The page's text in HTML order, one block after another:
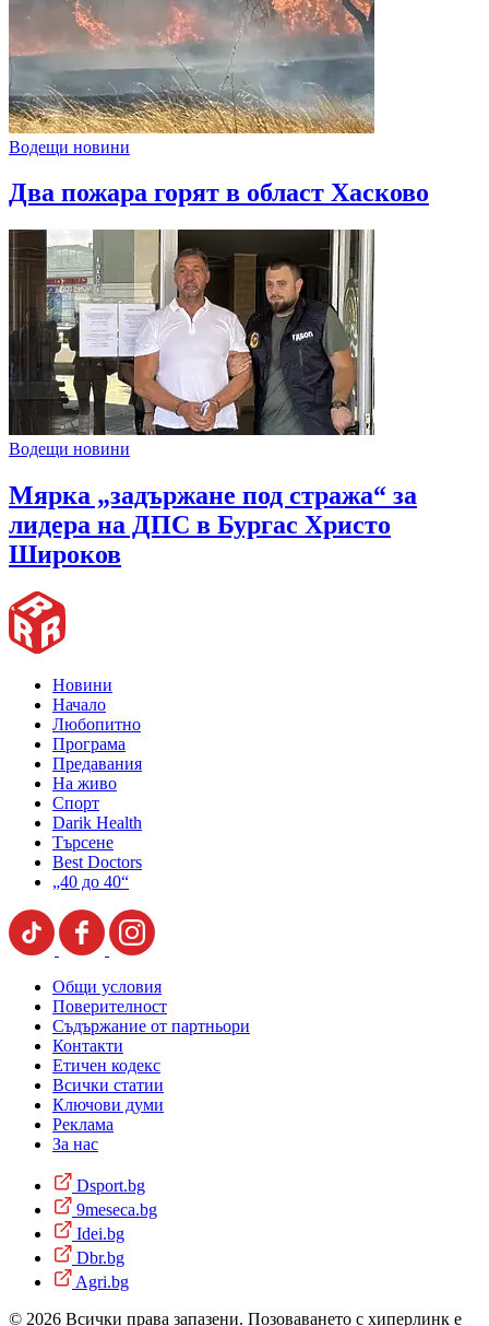
Водещи новини
Два пожара горят в област Хасково
Водещи новини
Мярка „задържане под стража“ за
лидера на ДПС в Бургас Христо
Широков
Новини
Начало
Любопитно
Програма
Предавания
На живо
Спорт
Darik Health
Търсене
Best Doctors
„40 до 40“
Общи условия
Поверителност
Съдържание от партньори
Контакти
Етичен кодекс
Всички статии
Ключови думи
Реклама
За нас
Dsport.bg
9meseca.bg
Idei.bg
Dbr.bg
Agri.bg
© 2026 Всички права запазени. Позоваването с хиперлинк е